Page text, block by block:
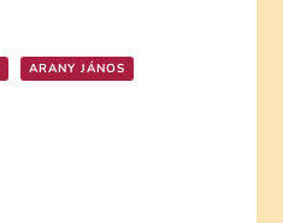
ARANY JÁNOS